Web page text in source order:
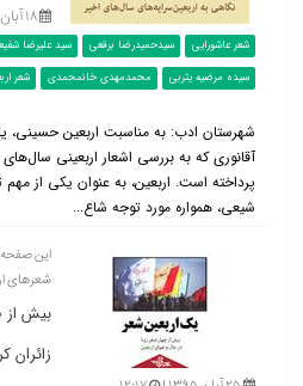
۱۸ آبان ۱۳۹۶ |
شعر عاشورایی سیدحمیدرضا برقعی سید علیرضا
سیده مرضیه یثربی
محمدمهدی خانمحمدی شعر
شهرستان ادب: به مناسبت اربعین حسینی،
آقانوری که به بررسی اشعار اربعینی
پرداخته است. اربعین، به ‌عنوان یکی از
شیعی، همواره مورد توجه شاع...
این صفحه
شعرهای
زائران